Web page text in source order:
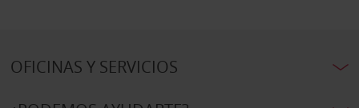
OFICINAS Y SERVICIOS